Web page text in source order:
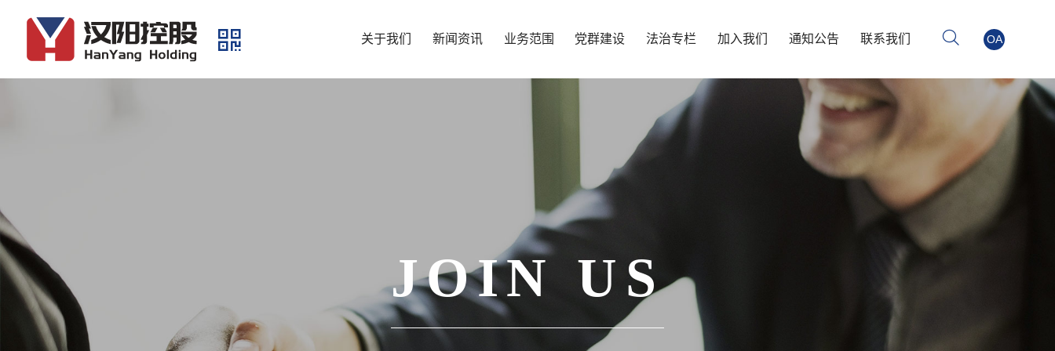
OA
关于我们 新闻资讯 业务范围 党群建设 法治专栏 加入我们 通知公告 联系我们
JOIN US